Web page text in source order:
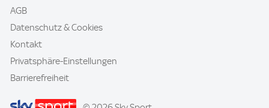
AGB
Datenschutz & Cookies
Kontakt
Privatsphäre-Einstellungen
Barrierefreiheit